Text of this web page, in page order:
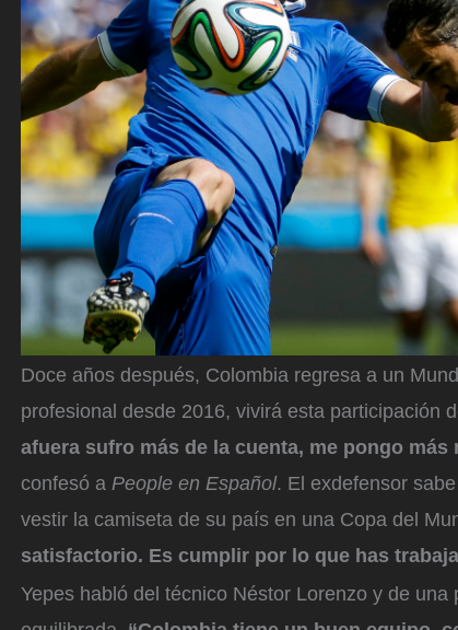
Doce años después, Colombia regresa a un
profesional desde 2016, vivirá esta participación
afuera sufro más de la cuenta, me pongo
confesó a People en Español. El exdefensor
vestir la camiseta de su país en una Copa del
satisfactorio. Es cumplir por lo que has
Yepes habló del técnico Néstor Lorenzo y de una